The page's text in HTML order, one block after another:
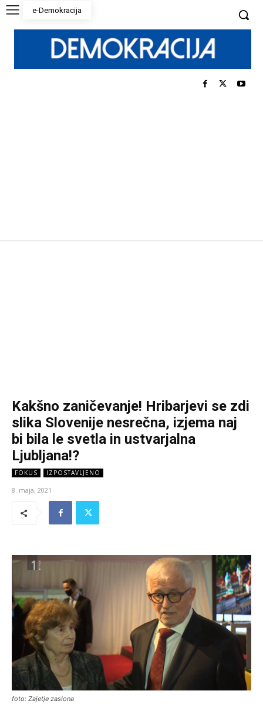
e-Demokracija
Kakšno zaničevanje! Hribarjevi se zdi
slika Slovenije nesrečna, izjema naj
bi bila le svetla in ustvarjalna
Ljubljana!?
FOKUS IZPOSTAVLJENO
8. maja, 2021
foto: Zajetje zaslona